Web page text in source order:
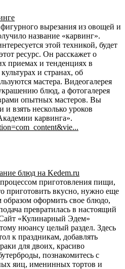
вырезания из овощей и
название «карвинг».
этой техникой, будет
ресурс. Он расскажет о
приемах и тенденциях в
и странах, об
мастера. Видеогалерея
блюд, а фотогалерея
опытных мастеров. Вы
и взять несколько уроков
карвинга».
блюд на Kedem.ru
приготовления пищи,
приготовить вкусно, нужно еще
оформить свое блюдо,
превратилась в настоящий
«Кулинарный Эдем»
нюансу целый раздел. Здесь
к праздникам, добавлять
для двоих, красиво
познакомитесь с
яиц, именинных тортов и